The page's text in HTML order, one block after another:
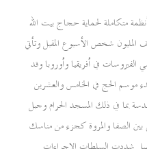
متكاملة لحماية حجاج بيت الله
شخص الأسبوع المقبل وتأتي
في أفريقيا وأوروبا وقد
موسم الحج في الخامس والعشرين
بما في ذلك المسجد الحرام وجبل
الصفا والمروة كجزء من مناسك